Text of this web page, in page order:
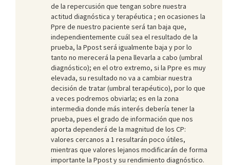
de la repercusión que tengan sobre nuestra
actitud diagnóstica y terapéutica ; en ocasiones la
Ppre de nuestro paciente será tan baja que,
independientemente cuál sea el resultado de la
prueba, la Ppost será igualmente baja y por lo
tanto no merecerá la pena llevarla a cabo (umbral
diagnóstico); en el otro extremo, si la Ppre es muy
elevada, su resultado no va a cambiar nuestra
decisión de tratar (umbral terapéutico), por lo que
a veces podremos obviarla; es en la zona
intermedia donde más interés debería tener la
prueba, pues el grado de información que nos
aporta dependerá de la magnitud de los CP:
valores cercanos a 1 resultarán poco útiles,
mientras que valores lejanos modificarán de forma
importante la Ppost y su rendimiento diagnóstico.